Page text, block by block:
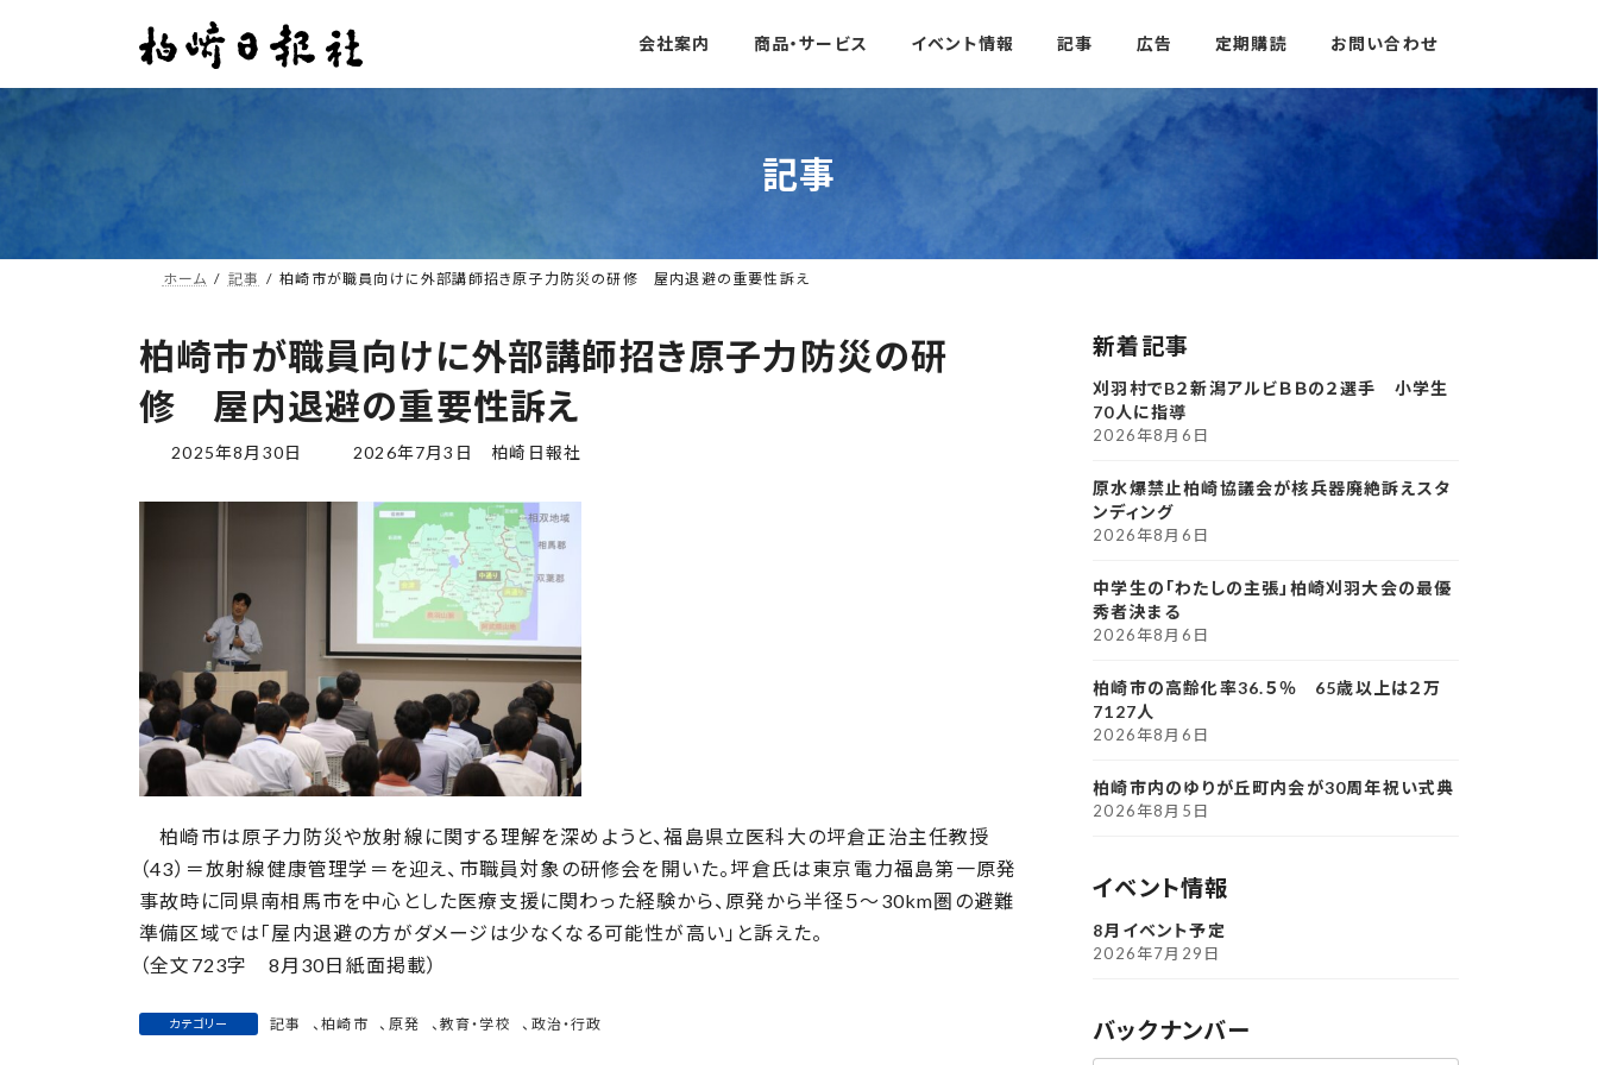
ン
ー
会社案内 商品・サービス イベント情報 記事 広告 定期購読 お問い合わせ
記事
ホーム 記事 柏崎市が職員向けに外部講師招き原子力防災の研修 屋内退避の重要性訴え
柏崎市が職員向けに外部講師招き原子力防災の研
修 屋内退避の重要性訴え
2025年8月30日
最
更
2026年7月3日 柏崎日報社
柏崎市は原子力防災や放射線に関する理解を深めようと、福島県立医科大の坪倉正治主任教授
（43）＝放射線健康管理学＝を迎え、市職員対象の研修会を開いた。坪倉氏は東京電力福島第一原発
事故時に同県南相馬市を中心とした医療支援に関わった経験から、原発から半径５～30km圏の避難
準備区域では「屋内退避の方がダメージは少なくなる可能性が高い」と訴えた。
（全文723字 8月30日紙面掲載）
カテゴリー 記事 、柏崎市 、 原発 、 教育・学校 、 政治・行政
新着記事
刈羽村でB２新潟アルビＢＢの２選手 小学生
70人に指導
2026年8月6日
原水爆禁止柏崎協議会が核兵器廃絶訴えスタ
ンディング
2026年8月6日
中学生の「わたしの主張」柏崎刈羽大会の最優
秀者決まる
2026年8月6日
柏崎市の高齢化率36.５％ 65歳以上は２万
7127人
2026年8月6日
柏崎市内のゆりが丘町内会が30周年祝い式典
2026年8月5日
イベント情報
8月イベント予定
2026年7月29日
バックナンバー
ア